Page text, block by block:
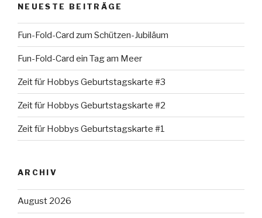
NEUESTE BEITRÄGE
Fun-Fold-Card zum Schützen-Jubiläum
Fun-Fold-Card ein Tag am Meer
Zeit für Hobbys Geburtstagskarte #3
Zeit für Hobbys Geburtstagskarte #2
Zeit für Hobbys Geburtstagskarte #1
ARCHIV
August 2026